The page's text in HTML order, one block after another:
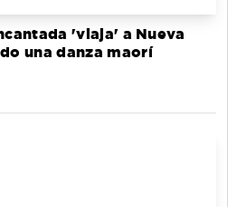
'viaja' a Nueva
una danza maorí